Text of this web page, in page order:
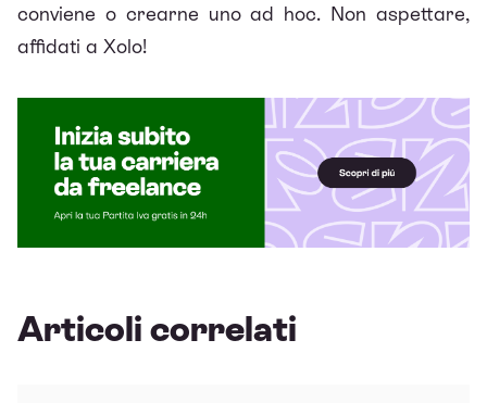
conviene o crearne uno ad hoc. Non aspettare,
affidati a Xolo!
Articoli correlati